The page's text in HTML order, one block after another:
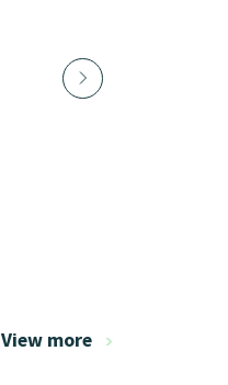
View more